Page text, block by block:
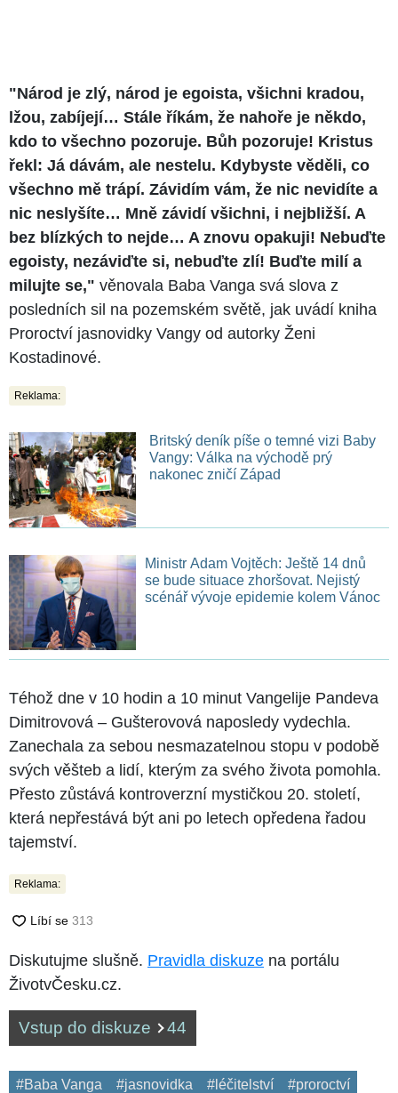
"Národ je zlý, národ je egoista, všichni kradou,
lžou, zabíjejí… Stále říkám, že nahoře je někdo,
kdo to všechno pozoruje. Bůh pozoruje! Kristus
řekl: Já dávám, ale nestelu. Kdybyste věděli, co
všechno mě trápí. Závidím vám, že nic nevidíte a
nic neslyšíte… Mně závidí všichni, i nejbližší. A
bez blízkých to nejde… A znovu opakuji! Nebuďte
egoisty, nezáviďte si, nebuďte zlí! Buďte milí a
milujte se," věnovala Baba Vanga svá slova z
posledních sil na pozemském světě, jak uvádí kniha
Proroctví jasnovidky Vangy od autorky Ženi
Kostadinové.
Reklama:
Britský deník píše o temné vizi Baby
Vangy: Válka na východě prý
nakonec zničí Západ
Ministr Adam Vojtěch: Ještě 14 dnů
se bude situace zhoršovat. Nejistý
scénář vývoje epidemie kolem Vánoc
Téhož dne v 10 hodin a 10 minut Vangelije Pandeva
Dimitrovová – Gušterovová naposledy vydechla.
Zanechala za sebou nesmazatelnou stopu v podobě
svých věšteb a lidí, kterým za svého života pomohla.
Přesto zůstává kontroverzní mystičkou 20. století,
která nepřestává být ani po letech opředena řadou
tajemství.
Reklama:
Diskutujme slušně. Pravidla diskuze na portálu
ŽivotvČesku.cz.
Vstup do diskuze 44
#Baba Vanga #jasnovidka #léčitelství
#proroctví